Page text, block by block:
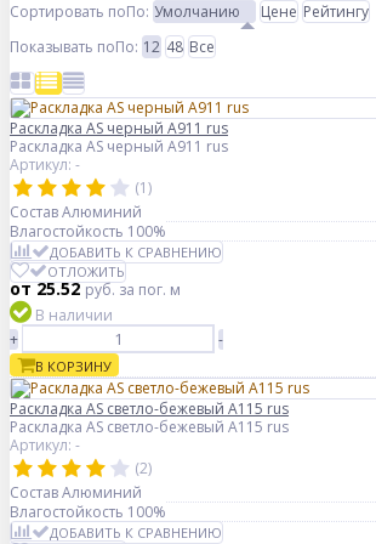
Сортировать поПо: Умолчанию Цене Рейтингу
Показывать поПо: 12 48 Все
Раскладка AS черный А911 rus
Раскладка AS черный А911 rus
Артикул: -
(1)
СоставАлюминий
Влагостойкость 100%
ДОБАВИТЬ К СРАВНЕНИЮ
ОТЛОЖИТЬ
от 25.52руб.за пог. м
В наличии
+
-
В КОРЗИНУ
Раскладка AS светло-бежевый А115 rus
Раскладка AS светло-бежевый А115 rus
Артикул: -
(2)
СоставАлюминий
Влагостойкость 100%
ДОБАВИТЬ К СРАВНЕНИЮ